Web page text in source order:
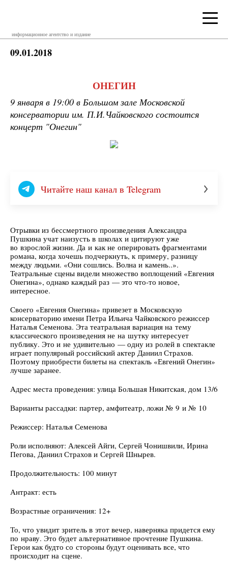
информационное агентство и издание
09.01.2018
ОНЕГИН
9 января в 19:00 в Большом зале Московской
консерватории им. П.И.Чайковского состоится
концерт "Онегин"
Читайте наш канал в Telegram
Отрывки из бессмертного произведения Александра
Пушкина учат наизусть в школах и цитируют уже
во взрослой жизни. Да и как не оперировать фрагментами
романа, когда хочешь подчеркнуть, к примеру, разницу
между людьми. «Они сошлись. Волна и камень..».
Театральные сцены видели множество воплощений «Евгения
Онегина», однако каждый раз — это что-то новое,
интересное.
Своего «Евгения Онегина» привезет в Московскую
консерваторию имени Петра Ильича Чайковского режиссер
Наталья Семенова. Эта театральная вариация на тему
классического произведения не на шутку интересует
публику. Это и не удивительно — одну из ролей в спектакле
играет популярный российский актер Даниил Страхов.
Поэтому приобрести билеты на спектакль «Евгений Онегин»
лучше заранее.
Адрес места проведения: улица Большая Никитская, дом 13/6
Варианты рассадки: партер, амфитеатр, ложи № 9 и № 10
Режиссер: Наталья Семенова
Роли исполняют: Алексей Айги, Сергей Чонишвили, Ирина
Пегова, Даниил Страхов и Сергей Шнырев.
Продолжительность: 100 минут
Антракт: есть
Возрастные ограничения: 12+
То, что увидит зритель в этот вечер, наверняка придется ему
по нраву. Это будет альтернативное прочтение Пушкина.
Герои как будто со стороны будут оценивать все, что
происходит на сцене.